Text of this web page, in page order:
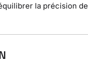
la précision de